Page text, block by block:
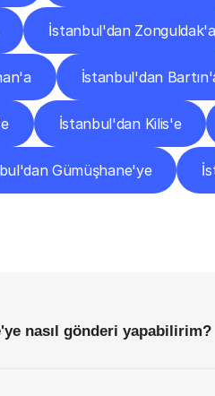
İstanbul'dan Zonguldak'a
İstanbul'dan
İstanbul'dan Kilis'e
Gümüşhane'ye
nasıl gönderi yapabilirim?